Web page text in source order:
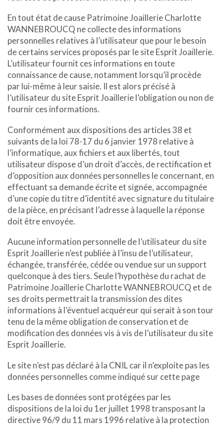
En tout état de cause Patrimoine Joaillerie Charlotte
WANNEBROUCQ ne collecte des informations
personnelles relatives à l’utilisateur que pour le besoin
de certains services proposés par le site Esprit Joaillerie.
L’utilisateur fournit ces informations en toute
connaissance de cause, notamment lorsqu’il procède
par lui-même à leur saisie. Il est alors précisé à
l’utilisateur du site Esprit Joaillerie l’obligation ou non de
fournir ces informations.
Conformément aux dispositions des articles 38 et
suivants de la loi 78-17 du 6 janvier 1978 relative à
l’informatique, aux fichiers et aux libertés, tout
utilisateur dispose d’un droit d’accès, de rectification et
d’opposition aux données personnelles le concernant, en
effectuant sa demande écrite et signée, accompagnée
d’une copie du titre d’identité avec signature du titulaire
de la pièce, en précisant l’adresse à laquelle la réponse
doit être envoyée.
Aucune information personnelle de l’utilisateur du site
Esprit Joaillerie n’est publiée à l’insu de l’utilisateur,
échangée, transférée, cédée ou vendue sur un support
quelconque à des tiers. Seule l’hypothèse du rachat de
Patrimoine Joaillerie Charlotte WANNEBROUCQ et de
ses droits permettrait la transmission des dites
informations à l’éventuel acquéreur qui serait à son tour
tenu de la même obligation de conservation et de
modification des données vis à vis de l’utilisateur du site
Esprit Joaillerie.
Le site n’est pas déclaré à la CNIL car il n’exploite pas les
données personnelles comme indiqué sur cette page
Les bases de données sont protégées par les
dispositions de la loi du 1er juillet 1998 transposant la
directive 96/9 du 11 mars 1996 relative à la protection